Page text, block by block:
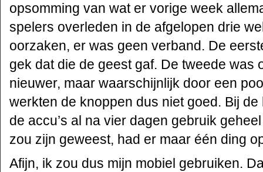
opsomming van wat er vorige week
spelers overleden in de afgelopen drie
oorzaken, er was geen verband. De
gek dat die de geest gaf. De tweede was
nieuwer, maar waarschijnlijk door een
werkten de knoppen dus niet goed. Bij
de accu’s al na vier dagen gebruik
zou zijn geweest, had er maar één ding
Afijn, ik zou dus mijn mobiel gebruiken.